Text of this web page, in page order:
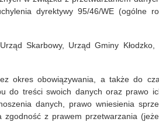
dyrektywy 95/46/WE (ogólne
Skarbowy, Urząd Gminy
okres obowiązywania, a także do
do treści swoich danych oraz prawo
danych, prawo wniesienia
z prawem przetwarzania